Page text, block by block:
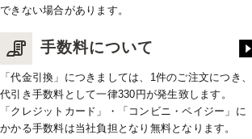
できない場合があります。
手数料について
「代金引換」につきましては、1件のご注文につき、
代引き手数料として一律330円が発生致します。
「クレジットカード」・「コンビニ・ペイジー」に
かかる手数料は当社負担となり無料となります。